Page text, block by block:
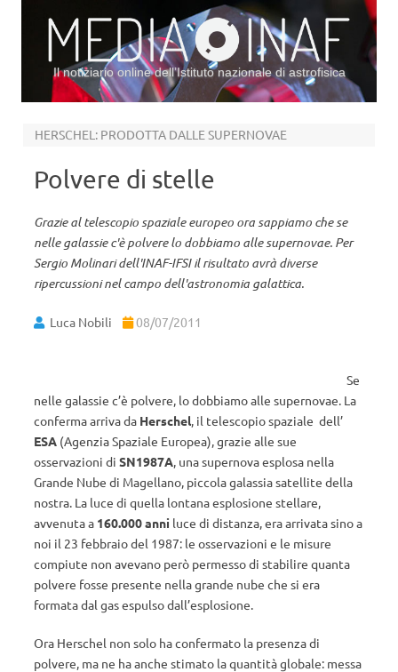
Il notiziario online dell’Istituto nazionale di astrofisica
HERSCHEL: PRODOTTA DALLE SUPERNOVAE
Polvere di stelle
Grazie al telescopio spaziale europeo ora sappiamo che se
nelle galassie c'è polvere lo dobbiamo alle supernovae. Per
Sergio Molinari dell'INAF-IFSI il risultato avrà diverse
ripercussioni nel campo dell'astronomia galattica.
Luca Nobili 08/07/2011
Se
nelle galassie c’è polvere, lo dobbiamo alle supernovae. La
conferma arriva da Herschel, il telescopio spaziale dell’
ESA (Agenzia Spaziale Europea), grazie alle sue
osservazioni di SN1987A, una supernova esplosa nella
Grande Nube di Magellano, piccola galassia satellite della
nostra. La luce di quella lontana esplosione stellare,
avvenuta a 160.000 anni luce di distanza, era arrivata sino a
noi il 23 febbraio del 1987: le osservazioni e le misure
compiute non avevano però permesso di stabilire quanta
polvere fosse presente nella grande nube che si era
formata dal gas espulso dall’esplosione.
Ora Herschel non solo ha confermato la presenza di
polvere, ma ne ha anche stimato la quantità globale: messa